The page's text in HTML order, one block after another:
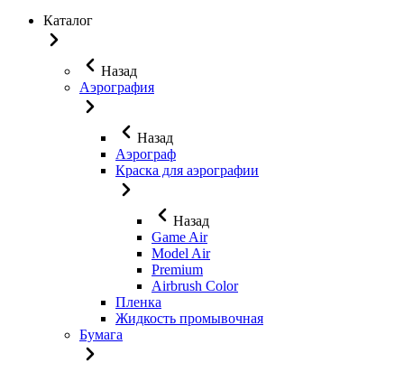
Каталог
Назад
Аэрография
Назад
Аэрограф
Краска для аэрографии
Назад
Game Air
Model Air
Premium
Airbrush Color
Пленка
Жидкость промывочная
Бумага